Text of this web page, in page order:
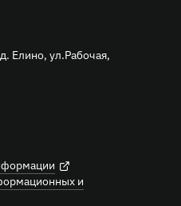
Елино, ул.Рабочая,
и